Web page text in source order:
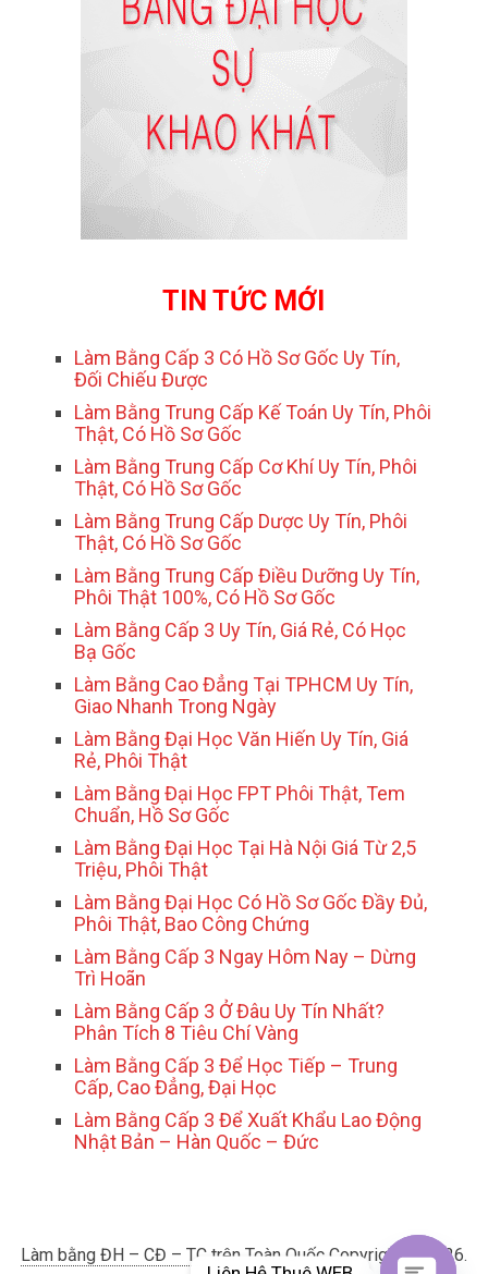
TIN TỨC MỚI
Làm Bằng Cấp 3 Có Hồ Sơ Gốc Uy Tín,
Đối Chiếu Được
Làm Bằng Trung Cấp Kế Toán Uy Tín, Phôi
Thật, Có Hồ Sơ Gốc
Làm Bằng Trung Cấp Cơ Khí Uy Tín, Phôi
Thật, Có Hồ Sơ Gốc
Làm Bằng Trung Cấp Dược Uy Tín, Phôi
Thật, Có Hồ Sơ Gốc
Làm Bằng Trung Cấp Điều Dưỡng Uy Tín,
Phôi Thật 100%, Có Hồ Sơ Gốc
Làm Bằng Cấp 3 Uy Tín, Giá Rẻ, Có Học
Bạ Gốc
Làm Bằng Cao Đẳng Tại TPHCM Uy Tín,
Giao Nhanh Trong Ngày
Làm Bằng Đại Học Văn Hiến Uy Tín, Giá
Rẻ, Phôi Thật
Làm Bằng Đại Học FPT Phôi Thật, Tem
Chuẩn, Hồ Sơ Gốc
Làm Bằng Đại Học Tại Hà Nội Giá Từ 2,5
Triệu, Phôi Thật
Làm Bằng Đại Học Có Hồ Sơ Gốc Đầy Đủ,
Phôi Thật, Bao Công Chứng
Làm Bằng Cấp 3 Ngay Hôm Nay – Dừng
Trì Hoãn
Làm Bằng Cấp 3 Ở Đâu Uy Tín Nhất?
Phân Tích 8 Tiêu Chí Vàng
Làm Bằng Cấp 3 Để Học Tiếp – Trung
Cấp, Cao Đẳng, Đại Học
Làm Bằng Cấp 3 Để Xuất Khẩu Lao Động
Nhật Bản – Hàn Quốc – Đức
Làm bằng ĐH – CĐ – TC trên Toàn QuốcCopyright © 2026.